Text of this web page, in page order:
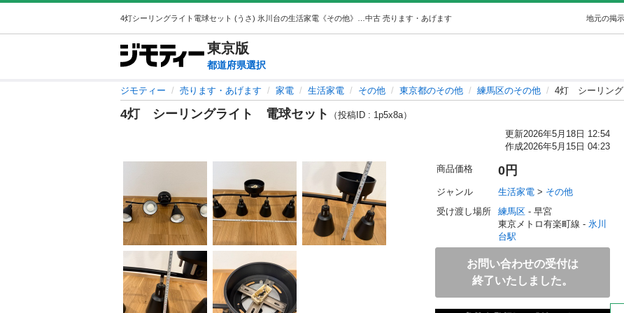
中古 売ります・あげます 地元の掲
東京版
都道府県選択
ジモティー 売ります・あげます 家電 生活家電 その他 東京都のその他 練馬区のその他 4灯 シーリン
4灯 シーリングライト 電球セット
（投稿ID : 1p5x8a）
更新2026年5月18日 12:54
作成2026年5月15日 04:23
商品価格 0円
ジャンル 生活家電 > その他
受け渡し場所
練馬区 - 早宮
東京メトロ有楽町線 - 氷川
台駅
お問い合わせの受付は
終了いたしました。